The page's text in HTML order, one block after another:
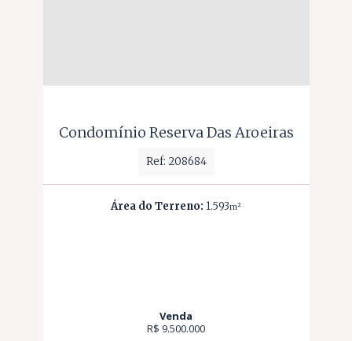
Condomínio Reserva Das Aroeiras
Ref: 208684
Área do Terreno: 1.593m²
Venda
R$ 9.500.000